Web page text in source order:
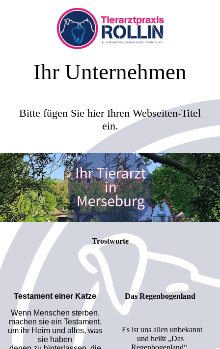
Ihr Unternehmen
Bitte fügen Sie hier Ihren Webseiten-Titel
ein.
Trostworte
Testament einer Katze
Wenn Menschen sterben,
machen sie ein Testament,
um ihr Heim und alles, was
sie haben
Das Regenbogenland
Es ist uns allen unbekannt
und heißt „Das